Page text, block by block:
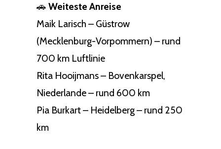
🚗 Weiteste Anreise
Maik Larisch – Güstrow
(Mecklenburg-Vorpommern) – rund
700 km Luftlinie
Rita Hooijmans – Bovenkarspel,
Niederlande – rund 600 km
Pia Burkart – Heidelberg – rund 250
km